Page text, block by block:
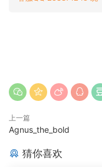
上一篇
Agnus_the_bold
猜你喜欢